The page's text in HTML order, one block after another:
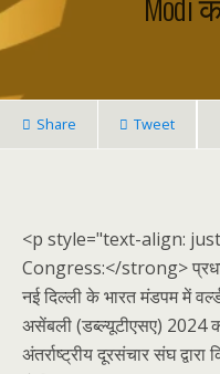
Share Tweet
<p style="text-align:
Congress:</strong>
नई दिल्ली के भारत मंडपम में
असेंबली (डब्ल्यूटीएसए) 2024
अंतर्राष्ट्रीय दूरसंचार संघ